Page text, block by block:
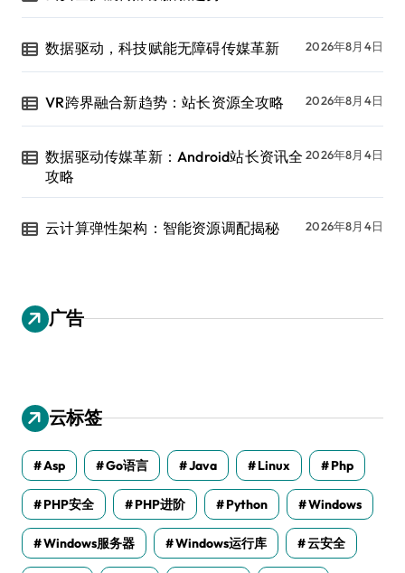
数据驱动，科技赋能无障碍传媒革新 2026年8月4日
VR跨界融合新趋势：站长资源全攻略 2026年8月4日
数据驱动传媒革新：Android站长资讯全
攻略
2026年8月4日
云计算弹性架构：智能资源调配揭秘 2026年8月4日
广告
云标签
Asp Go语言 Java Linux Php
PHP安全 PHP进阶 Python Windows
Windows服务器 Windows运行库 云安全